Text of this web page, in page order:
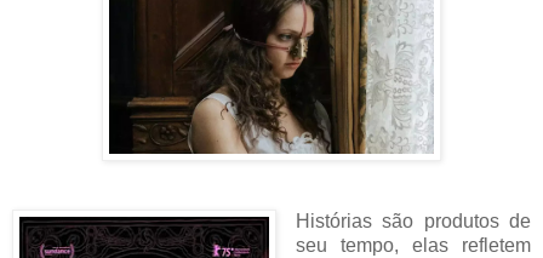
Histórias são produtos de
seu tempo, elas refletem